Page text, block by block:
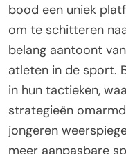
bood een uniek
om te schitteren
belang aantoont
atleten in de sport.
in hun tactieken,
strategieën
jongeren
meer aanpasbare